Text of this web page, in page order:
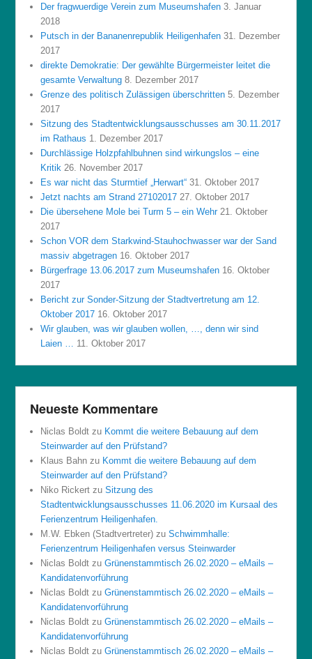
Der fragwuerdige Verein zum Museumshafen 3. Januar
2018
Putsch in der Bananenrepublik Heiligenhafen 31. Dezember
2017
direkte Demokratie: Der gewählte Bürgermeister leitet die
gesamte Verwaltung 8. Dezember 2017
Grenze des politisch Zulässigen überschritten 5. Dezember
2017
Sitzung des Stadtentwicklungsausschusses am 30.11.2017
im Rathaus 1. Dezember 2017
Durchlässige Holzpfahlbuhnen sind wirkungslos – eine
Kritik 26. November 2017
Es war nicht das Sturmtief „Herwart“ 31. Oktober 2017
Jetzt nachts am Strand 27102017 27. Oktober 2017
Die übersehene Mole bei Turm 5 – ein Wehr 21. Oktober
2017
Schon VOR dem Starkwind-Stauhochwasser war der Sand
massiv abgetragen 16. Oktober 2017
Bürgerfrage 13.06.2017 zum Museumshafen 16. Oktober
2017
Bericht zur Sonder-Sitzung der Stadtvertretung am 12.
Oktober 2017 16. Oktober 2017
Wir glauben, was wir glauben wollen, …, denn wir sind
Laien …
11. Oktober 2017
Neueste Kommentare
Niclas Boldt zu Kommt die weitere Bebauung auf dem
Steinwarder auf den Prüfstand?
Klaus Bahn zu Kommt die weitere Bebauung auf dem
Steinwarder auf den Prüfstand?
Niko Rickert zuSitzung des
Stadtentwicklungsausschusses 11.06.2020 im Kursaal des
Ferienzentrum Heiligenhafen.
M.W. Ebken (Stadtvertreter) zuSchwimmhalle:
Ferienzentrum Heiligenhafen versus Steinwarder
Niclas Boldt zuGrünenstammtisch 26.02.2020 – eMails –
Kandidatenvorführung
Niclas Boldt zuGrünenstammtisch 26.02.2020 – eMails –
Kandidatenvorführung
Niclas Boldt zuGrünenstammtisch 26.02.2020 – eMails –
Kandidatenvorführung
Niclas Boldt zuGrünenstammtisch 26.02.2020 – eMails –